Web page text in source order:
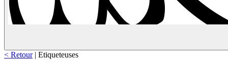
< Retour | Etiqueteuses